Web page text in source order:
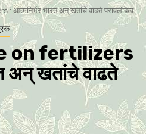
आत्मनिर्भर भारत अन् खतांचे वाढते परावलंबित्व
on fertilizers
अन् खतांचे वाढते